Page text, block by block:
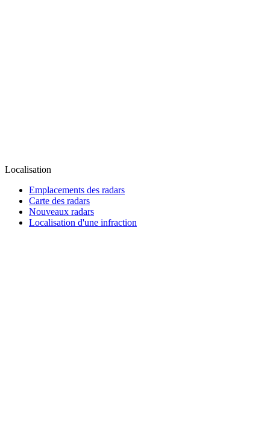
Localisation
Emplacements des radars
Carte des radars
Nouveaux radars
Localisation d'une infraction